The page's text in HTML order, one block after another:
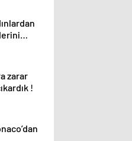
zarar
!